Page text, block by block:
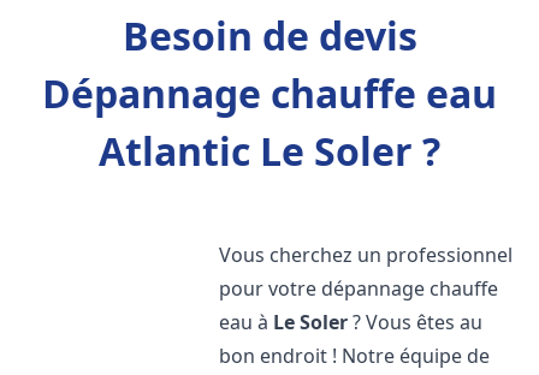
Besoin de devis
Dépannage chauffe eau
Atlantic Le Soler ?
Vous cherchez un professionnel
pour votre dépannage chauffe
eau à Le Soler? Vous êtes au
bon endroit ! Notre équipe de